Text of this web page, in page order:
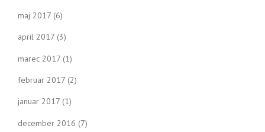
maj 2017 (6)
april 2017 (3)
marec 2017 (1)
februar 2017 (2)
januar 2017 (1)
december 2016 (7)